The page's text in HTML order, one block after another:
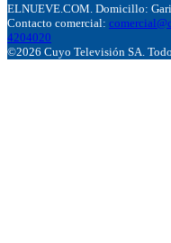
ELNUEVE.COM. Domicillo:
Contacto comercial:
4204020
©2026 Cuyo Televisión SA.